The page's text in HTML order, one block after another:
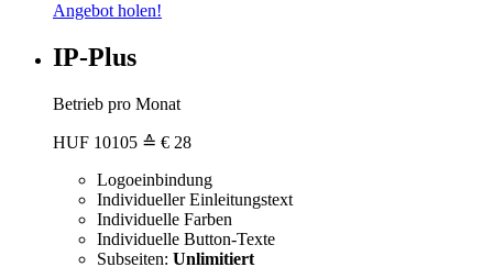
Angebot holen!
IP-Plus
Betrieb pro Monat
HUF 10105 ≙ € 28
Logoeinbindung
Individueller Einleitungstext
Individuelle Farben
Individuelle Button-Texte
Subseiten: Unlimitiert